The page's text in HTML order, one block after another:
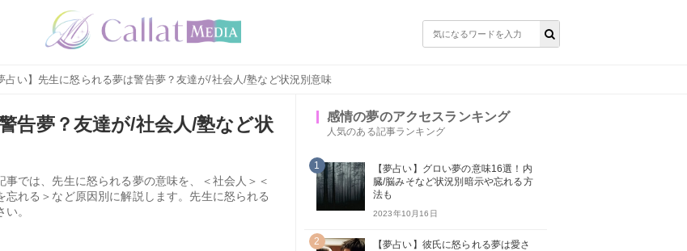
占い】先生に怒られる夢は警告夢？友達が/社会人/塾など状況別意味
告夢？友達が/社会人/塾など状
では、先生に怒られる夢の意味を、＜社会人＞＜
れる＞など原因別に解説します。先生に怒られる
。
感情の夢のアクセスランキング
人気のある記事ランキング
1
【夢占い】グロい夢の意味16選！内
臓/脳みそなど状況別暗示や忘れる方
法も
2023年10月16日
2
【夢占い】彼氏に怒られる夢は愛さ